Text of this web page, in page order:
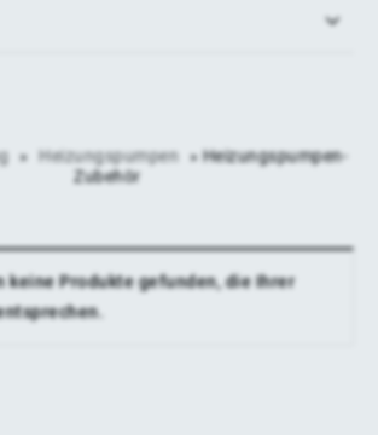
» Heizungspumpen » Heizungspumpen-
Zubehör
keine Produkte gefunden, die Ihrer